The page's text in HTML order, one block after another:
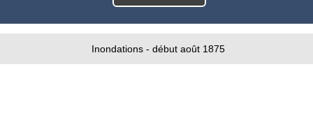
Inondations - début août 1875